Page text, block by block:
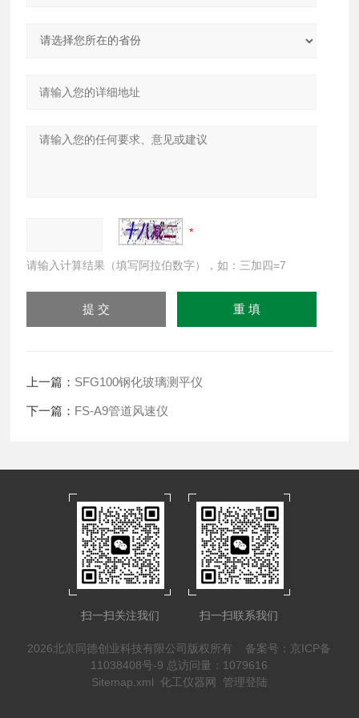
请输入计算结果（填写阿拉伯数字），如：三加四=7
上一篇： SFG100钢化玻璃测平仪
下一篇： FS-A9管道风速仪
扫一扫关注我们 扫一扫联系我们
2026北京同德创业科技有限公司版权所有 备案号：京ICP备
11038408号-9 总访问量：1079616
Sitemap.xml 化工仪器网 管理登陆